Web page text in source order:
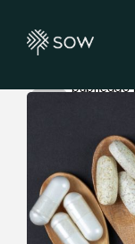
parapublicado